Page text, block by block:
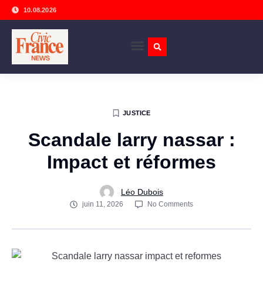
10.08.2026
JUSTICE
Scandale larry nassar :
Impact et réformes
Léo Dubois
juin 11, 2026 No Comments